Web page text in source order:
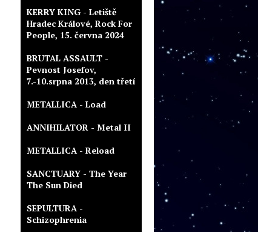
KERRY KING - Letiště
Hradec Králové, Rock For
People, 15. června 2024
BRUTAL ASSAULT -
Pevnost Josefov,
7.-10.srpna 2013, den třetí
METALLICA - Load
ANNIHILATOR - Metal II
METALLICA - Reload
SANCTUARY - The Year
The Sun Died
SEPULTURA -
Schizophrenia